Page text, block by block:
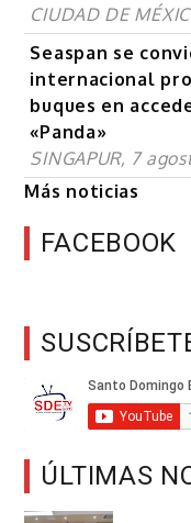
CIUDAD DE
Seaspan se
internacional
buques en
«Panda»
SINGAPUR, 7
Más noticias
FACEBOOK
ÚLTIMAS